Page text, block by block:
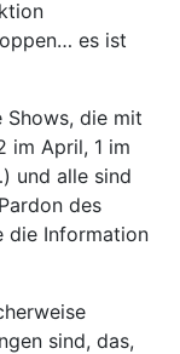
es ist
Shows, die mit
im April, 1 im
und alle sind
des
die Information
sind, das,